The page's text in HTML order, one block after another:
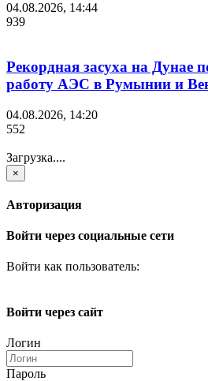
04.08.2026, 14:44
939
Рекордная засуха на Дунае
работу АЭС в Румынии и
04.08.2026, 14:20
552
Загрузка....
×
Авторизация
Войти через социальные сети
Войти как пользователь:
Войти через сайт
Логин
Пароль